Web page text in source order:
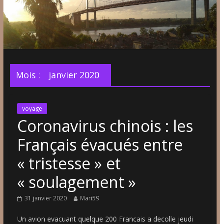
Mois : janvier 2020
voyage
Coronavirus chinois : les
Français évacués entre
« tristesse » et
« soulagement »
31 janvier 2020 Mari59
Un avion evacuant quelque 200 Francais a decolle jeudi